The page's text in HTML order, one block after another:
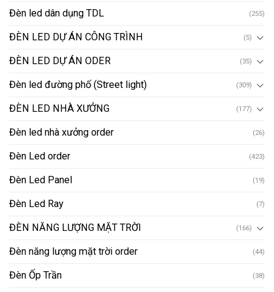
Đèn led dân dụng TDL (255)
ĐÈN LED DỰ ÁN CÔNG TRÌNH (5)
ĐÈN LED DỰ ÁN ODER (35)
Đèn led đường phố (Street light) (309)
ĐÈN LED NHÀ XƯỞNG (177)
Đèn led nhà xưởng order (26)
Đèn Led order (423)
Đèn Led Panel (19)
Đèn Led Ray (7)
ĐÈN NĂNG LƯỢNG MẶT TRỜI (166)
Đèn năng lượng mặt trời order (44)
Đèn Ốp Trần (38)